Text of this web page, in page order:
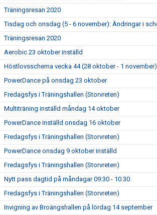
Träningsresan 2020
Tisdag och onsdag (5 - 6 november): Ändringar i
Träningsresan 2020
Aerobic 23 oktober inställd
Höstlovsschema vecka 44 (28 oktober - 1 november)
PowerDance på onsdag 23 oktober
Fredagsfys i Träningshallen (Storvreten)
Multiträning inställd måndag 14 oktober
PowerDance inställd onsdag 16 oktober
Fredagsfys i Träningshallen (Storvreten)
PowerDance onsdag 9 oktober inställd
Fredagsfys i Träningshallen (Storvreten)
Nytt pass dagtid på måndagar 09:30 - 10.30
Fredagsfys i Träningshallen (Storvreten)
Invigning av Broängshallen på lördag 14 september